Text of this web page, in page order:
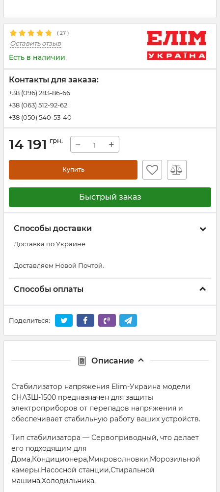
( 27 )
Оставить отзыв
Есть в наличии
Контакты для заказа:
+38 (096) 283-86-66
+38 (063) 512-92-62
+38 (050) 540-53-40
14 191 грн. − +
Купить
Быстрый заказ
Способы доставки
Доставка по Украине
Доставляем Новой Почтой.
Способы оплаты
Поделиться:
Описание
Стабилизатор напряжения Elim-Украина модели
СНА3Ш-1500 предназначен для защиты
электроприборов от перепадов напряжения и
обеспечивает стабильную работу ваших устройств.
Тип стабилизатора — Сервоприводный, что делает
его подходящим для
Дома,Кондиционера,Микроволновки,Морозильной
камеры,Насосной станции,Стиральной
машина,Холодильника.